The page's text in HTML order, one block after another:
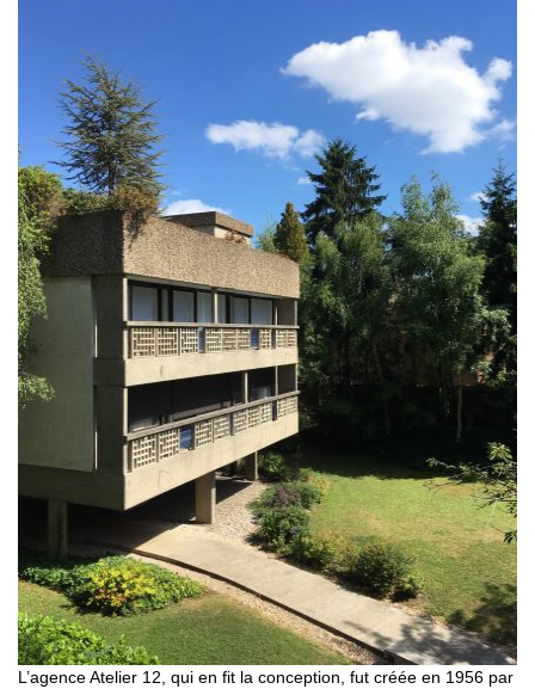
L’agence Atelier 12, qui en fit la conception, fut créée en 1956 par